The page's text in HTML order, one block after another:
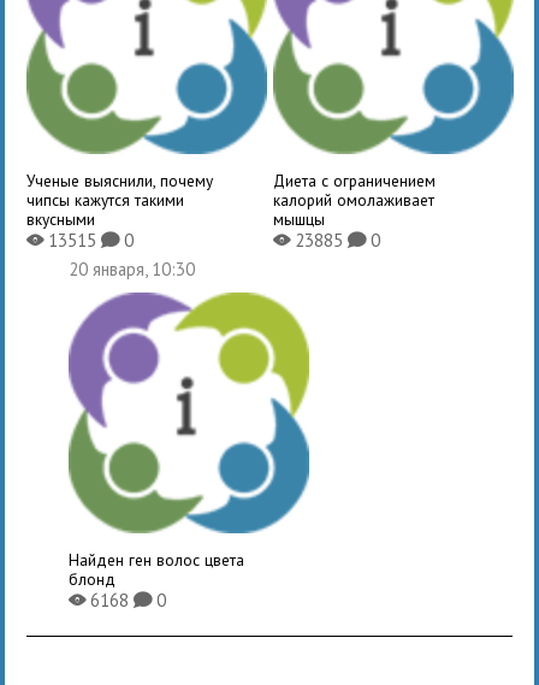
Ученые выяснили, почему
чипсы кажутся такими
вкусными
X13515K0
Диета с ограничением
калорий омолаживает
мышцы
X23885 K0
20 января, 10:30
Найден ген волос цвета
блонд
X6168K0